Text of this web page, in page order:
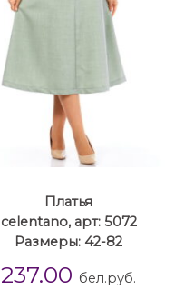
Платья
celentano, арт: 5072
Размеры: 42-82
237.00 бел.руб.